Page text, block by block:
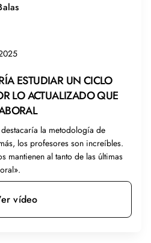
ESTUDIAR UN CICLO
LO ACTUALIZADO QUE
la metodología de
los profesores son increíbles.
mantienen al tanto de las últimas
vídeo